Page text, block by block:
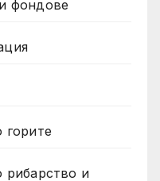
фондове
горите
рибарство и